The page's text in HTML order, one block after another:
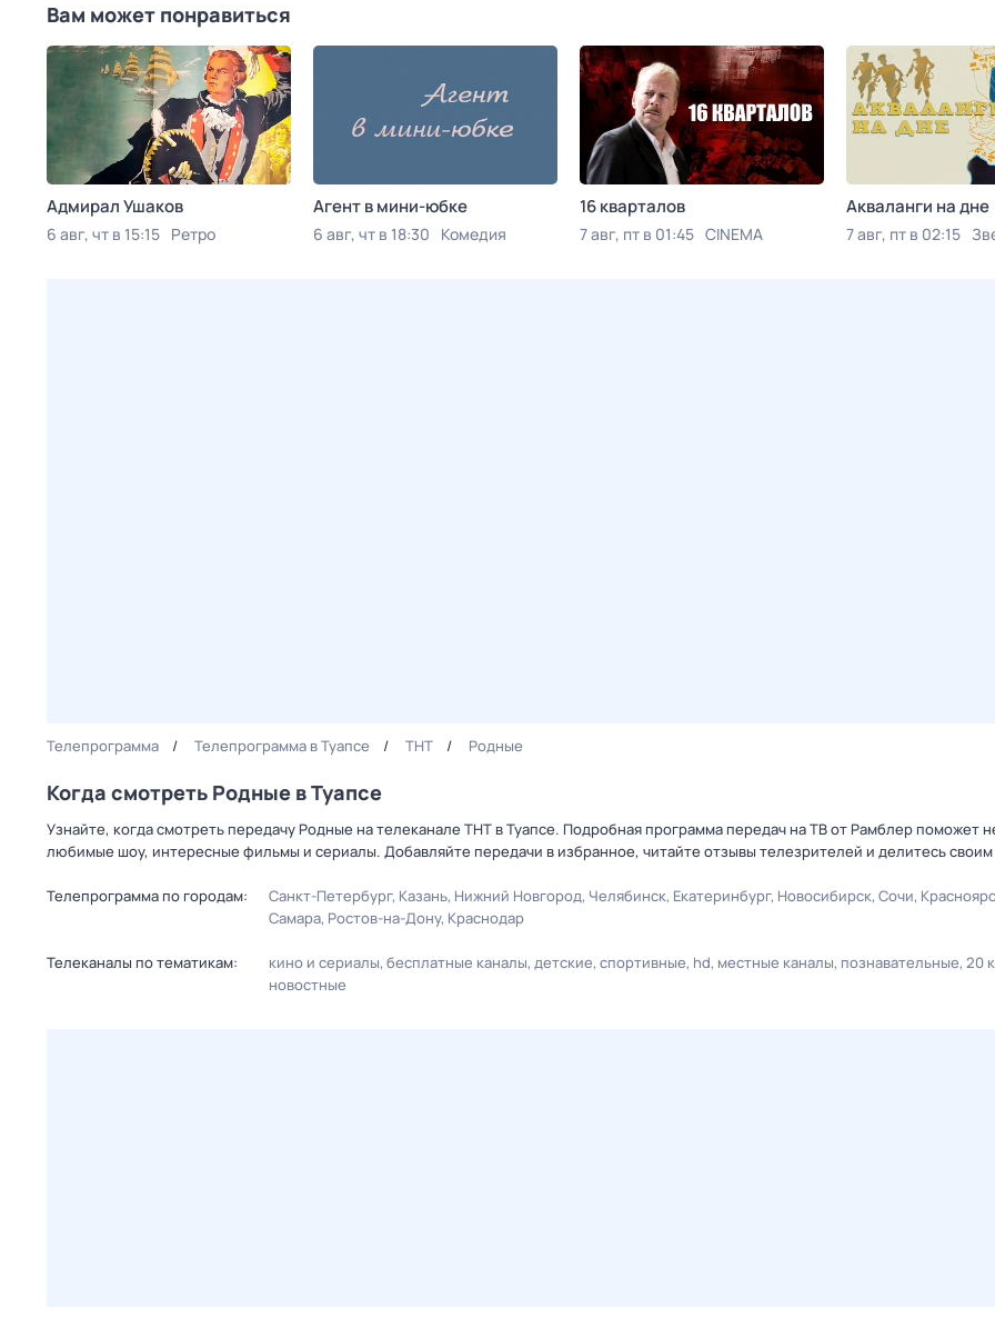
Вам может понравиться
Адмирал Ушаков
6 авг, чт в 15:15 Ретро
Агент в мини-юбке
6 авг, чт в 18:30 Комедия
16 кварталов
7 авг, пт в 01:45 CINEMA
Акваланги на дне
7 авг, пт в 02:15
Телепрограмма Телепрограмма в Туапсе ТНТ Родные
Когда смотреть Родные в Туапсе
Узнайте, когда смотреть передачу Родные на телеканале ТНТ в Туапсе. Подробная программа передач на ТВ от Рамблер поможет
любимые шоу, интересные фильмы и сериалы. Добавляйте передачи в избранное, читайте отзывы телезрителей и делитесь
Телепрограмма по городам: Санкт-Петербург Казань Нижний Новгород Челябинск Екатеринбург Новосибирск Сочи
Самара Ростов-на-Дону Краснодар
Телеканалы по тематикам: кино и сериалы бесплатные каналы детские спортивные hd местные каналы познавательные 20
новостные